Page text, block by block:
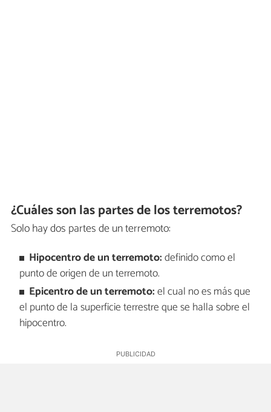
¿Cuáles son las partes de los terremotos?
Solo hay dos partes de un terremoto:
Hipocentro de un terremoto:definido como el
punto de origen de un terremoto.
Epicentro de un terremoto:el cual no es más que
el punto de la superficie terrestre que se halla sobre el
hipocentro.